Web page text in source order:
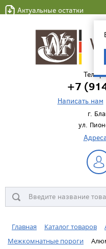
Актуальные остатки
+7
Написать нам
г.
ул.
Главная Каталог товаров
Межкомнатные пороги